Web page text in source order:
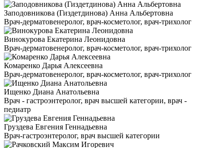
Заподовникова (Гиздетдинова) Анна Альбертовна
Врач-дерматовенеролог, врач-косметолог, врач-трихолог
Винокурова Екатерина Леонидовна
Врач-дерматовенеролог, врач-косметолог, врач-трихолог
Комаренко Дарья Алексеевна
Врач-дерматовенеролог, врач-косметолог, врач-трихолог
Ищенко Диана Анатольевна
Врач - гастроэнтеролог, врач высшей категории, врач -
педиатр
Груздева Евгения Геннадьевна
Врач-гастроэнтеролог, врач высшей категории